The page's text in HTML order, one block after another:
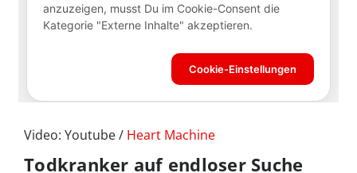
Video: Youtube / Heart Machine
Todkranker auf endloser Suche